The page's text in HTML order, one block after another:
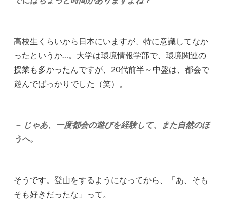
高校生くらいから日本にいますが、特に意識してなか
ったというか…。大学は環境情報学部で、環境関連の
授業も多かったんですが、20代前半～中盤は、都会で
遊んでばっかりでした（笑）。
－ じゃあ、一度都会の遊びを経験して、また自然のほ
うへ。
そうです。登山をするようになってから、「あ、そも
そも好きだったな」って。